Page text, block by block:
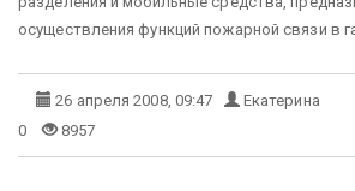
осуществления функций пожарной связи в
26 апреля 2008, 09:47 Екатерина
0 8957